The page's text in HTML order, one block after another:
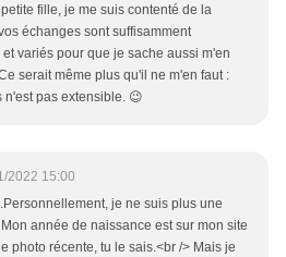
fille, je me suis contenté de la
échanges sont suffisamment
variés pour que je sache aussi m'en
serait même plus qu'il ne m'en faut :
n'est pas extensible. 😉
2022 15:00
je ne suis plus une
année de naissance est sur mon site
photo récente, tu le sais.<br /> Mais je